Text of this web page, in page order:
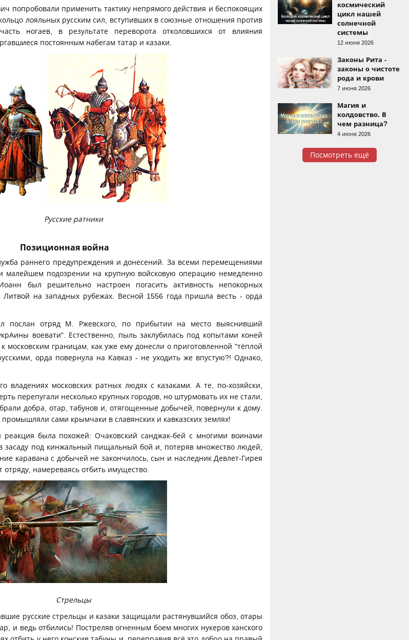
попробовали применить тактику непрямого действия и беспокоящих
лояльных русским сил, вступивших в союзные отношения против
ногаев, в результате переворота отколовшихся от влияния
постоянным набегам татар и казаки.
Русские ратники
Позиционная война
раннего предупреждения и донесений. За всеми перемещениями
малейшем подозрении на крупную войсковую операцию немедленно
был решительно настроен погасить активность непокорных
Литвой на западных рубежах. Весной 1556 года пришла весть - орда
послан отряд М. Ржевского, по прибытии на место выяснивший
воевати". Естественно, пыль заклубилась под копытами коней
московским границам, как уже ему донесли о приготовленной "тёплой
орда повернула на Кавказ - не уходить же впустую?! Однако,
владениях московских ратных людях с казаками. А те, по-хозяйски,
перепугали несколько крупных городов, но штурмовать их не стали,
добра, отар, табунов и, отягощенные добычей, повернули к дому.
сами крымчаки в славянских и кавказских землях!
реакция была похожей: Очаковский санджак-бей с многими воинами
засаду под кинжальный пищальный бой и, потеряв множество людей,
каравана с добычей не закончилось, сын и наследник Девлет-Гирея
отряду, намереваясь отбить имущество.
Стрельцы
русские стрельцы и казаки защищали растянувшийся обоз, отары
и ведь отбились! Постреляв огненным боем многих нукеров ханского
космический
цикл нашей
солнечной
системы
12 июня 2026
Законы Рита -
законы о чистоте
рода и крови
7 июня 2026
Магия и
колдовство. В
чем разница?
4 июня 2026
Посмотреть ещё